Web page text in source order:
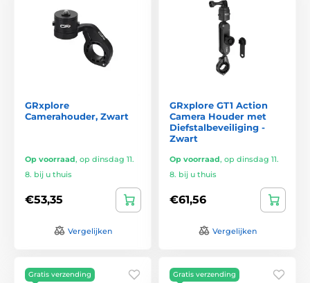
GRxplore
Camerahouder, Zwart
Op voorraad, op dinsdag 11.
8. bij u thuis
€53,35
Vergelijken
GRxplore GT1 Action
Camera Houder met
Diefstalbeveiliging -
Zwart
Op voorraad, op dinsdag 11.
8. bij u thuis
€61,56
Vergelijken
Gratis verzending Gratis verzending